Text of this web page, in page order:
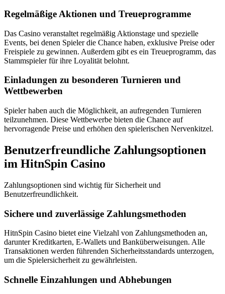
Regelmäßige Aktionen und Treueprogramme
Das Casino veranstaltet regelmäßig Aktionstage und spezielle
Events, bei denen Spieler die Chance haben, exklusive Preise oder
Freispiele zu gewinnen. Außerdem gibt es ein Treueprogramm, das
Stammspieler für ihre Loyalität belohnt.
Einladungen zu besonderen Turnieren und
Wettbewerben
Spieler haben auch die Möglichkeit, an aufregenden Turnieren
teilzunehmen. Diese Wettbewerbe bieten die Chance auf
hervorragende Preise und erhöhen den spielerischen Nervenkitzel.
Benutzerfreundliche Zahlungsoptionen
im HitnSpin Casino
Zahlungsoptionen sind wichtig für Sicherheit und
Benutzerfreundlichkeit.
Sichere und zuverlässige Zahlungsmethoden
HitnSpin Casino bietet eine Vielzahl von Zahlungsmethoden an,
darunter Kreditkarten, E-Wallets und Banküberweisungen. Alle
Transaktionen werden führenden Sicherheitsstandards unterzogen,
um die Spielersicherheit zu gewährleisten.
Schnelle Einzahlungen und Abhebungen